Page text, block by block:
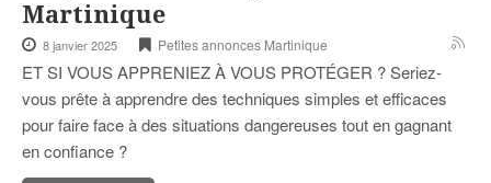
Martinique
8 janvier 2025 Petites annonces Martinique
ET SI VOUS APPRENIEZ À VOUS PROTÉGER ? Seriez-
vous prête à apprendre des techniques simples et efficaces
pour faire face à des situations dangereuses tout en gagnant
en confiance ?